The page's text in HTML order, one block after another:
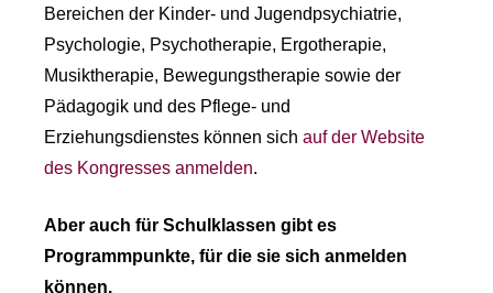
Bereichen der Kinder- und Jugendpsychiatrie,
Psychologie, Psychotherapie, Ergotherapie,
Musiktherapie, Bewegungstherapie sowie der
Pädagogik und des Pflege- und
Erziehungsdienstes können sich auf der Website
des Kongresses anmelden.
Aber auch für Schulklassen gibt es
Programmpunkte, für die sie sich anmelden
können.